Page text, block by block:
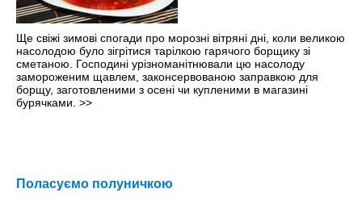
Ще свіжі зимові спогади про морозні вітряні дні, коли великою
насолодою було зігрітися тарілкою гарячого борщику зі
сметаною. Господині урізноманітнювали цю насолоду
замороженим щавлем, законсервованою заправкою для
борщу, заготовленими з осені чи купленими в магазині
бурячками. >>
Поласуємо полуничкою